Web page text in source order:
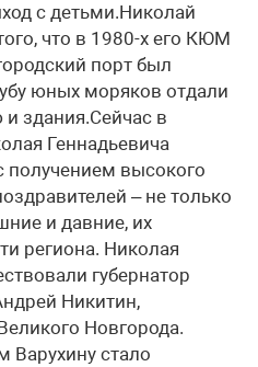
с детьми.Николай
что в 1980-х его КЮМ
порт был
юных моряков отдали
здания.Сейчас в
Геннадьевича
получением высокого
– не только
и давние, их
региона. Николая
губернатор
Никитин,
Новгорода.
Варухину стало